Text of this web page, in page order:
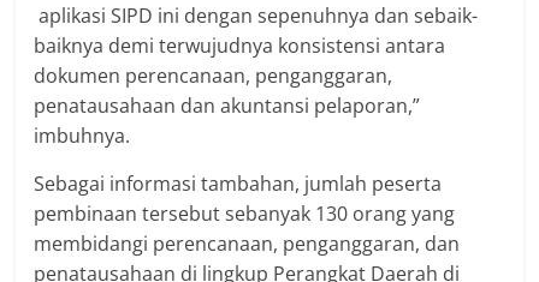
aplikasi SIPD ini dengan sepenuhnya dan sebaik-
baiknya demi terwujudnya konsistensi antara
dokumen perencanaan, penganggaran,
penatausahaan dan akuntansi pelaporan,”
imbuhnya.
Sebagai informasi tambahan, jumlah peserta
pembinaan tersebut sebanyak 130 orang yang
membidangi perencanaan, penganggaran, dan
penatausahaan di lingkup Perangkat Daerah di